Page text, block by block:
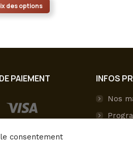
consentement
des options
produit
choisies
PAIEMENT INFOS
Nos